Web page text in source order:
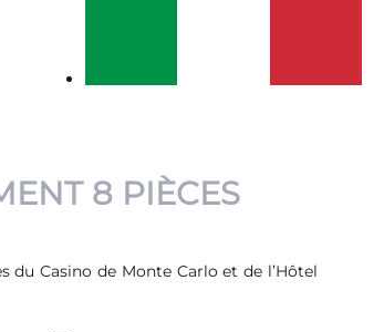
8 PIÈCES
Casino de Monte Carlo et de l’Hôtel